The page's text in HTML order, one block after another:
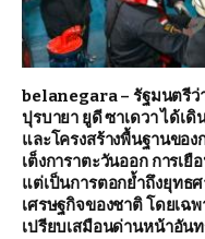
belanegara – รัฐมนตรีว่
ปุรบายา ยูดี ซาเดวา ได้เ
และโครงสร้างพื้นฐานขอ
เต็งการาตะวันออก การเ
แต่เป็นการตอกย้ำถึงยุทธ
เศรษฐกิจของชาติ โดยเฉ
เปรียบเสมือนด่านหน้าอัน